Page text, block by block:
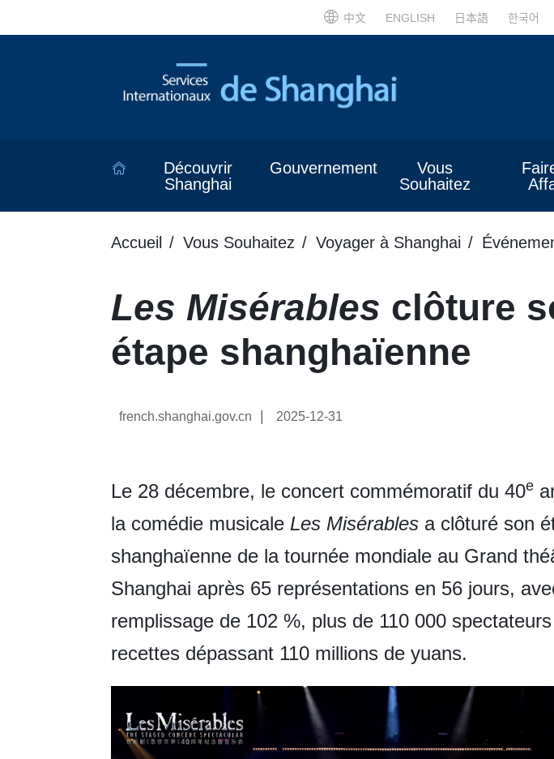
中文 ENGLISH 日本語 한국어
Découvrir
Shanghai
Gouvernement
Vous
Souhaitez
Accueil Vous Souhaitez Voyager à Shanghai
Les Misérables clôture
étape shanghaïenne
french.shanghai.gov.cn 2025-12-31
Le 28 décembre, le concert commémoratif du 40e
la comédie musicale Les Misérables a clôturé son
shanghaïenne de la tournée mondiale au Grand
Shanghai après 65 représentations en 56 jours,
remplissage de 102 %, plus de 110 000
recettes dépassant 110 millions de yuans.